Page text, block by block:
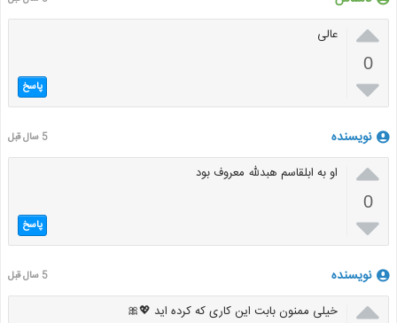

0

عالی
پاسخ
نویسنده 5 سال قبل

0

او به ابلقاسم هبدلله معروف بود
پاسخ
نویسنده 5 سال قبل
 خیلی ممنون بابت این کاری که کرده اید 💖🎀